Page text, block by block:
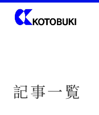
記事一覧